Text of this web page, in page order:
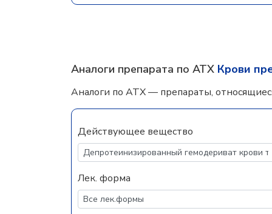
Аналоги препарата по АТХ Крови
Аналоги по АТХ — препараты,
Действующее вещество
Лек. форма